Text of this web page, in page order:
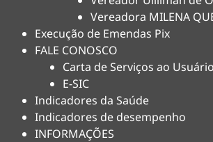
Vereadora MILENA
Execução de Emendas Pix
FALE CONOSCO
Carta de Serviços ao Usuário
E-SIC
Indicadores da Saúde
Indicadores de desempenho
INFORMAÇÕES